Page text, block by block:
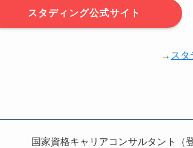
スタディング公式サイト
→ スタ
国家資格キャリアコンサルタント（